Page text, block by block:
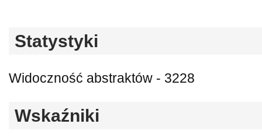
Statystyki
Widoczność abstraktów - 3228
Wskaźniki